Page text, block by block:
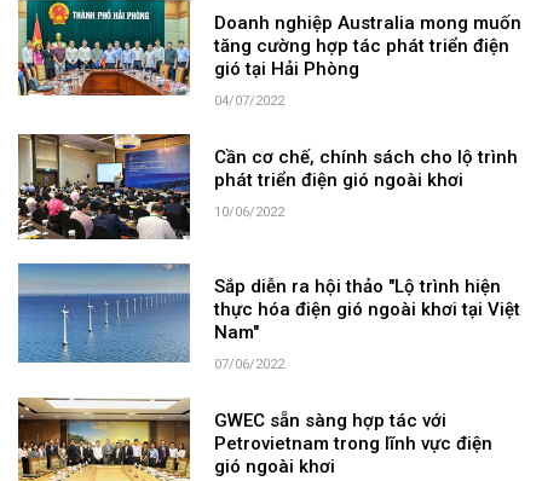
Doanh nghiệp Australia mong muốn
tăng cường hợp tác phát triển điện
gió tại Hải Phòng
04/07/2022
Cần cơ chế, chính sách cho lộ trình
phát triển điện gió ngoài khơi
10/06/2022
Sắp diễn ra hội thảo "Lộ trình hiện
thực hóa điện gió ngoài khơi tại Việt
Nam"
07/06/2022
GWEC sẵn sàng hợp tác với
Petrovietnam trong lĩnh vực điện
gió ngoài khơi